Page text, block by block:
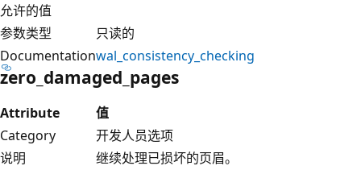
允许的值
参数类型
只读的
Documentationwal_consistency_checking
zero_damaged_pages
Attribute
值
Category
开发人员选项
说明
继续处理已损坏的页眉。